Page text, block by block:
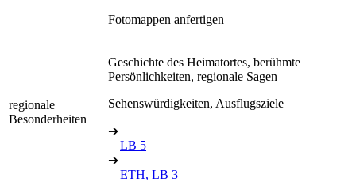
Fotomappen anfertigen
regionale
Besonderheiten
Geschichte des Heimatortes, berühmte
Persönlichkeiten, regionale Sagen
Sehenswürdigkeiten, Ausflugsziele
➔
LB 5
➔
ETH, LB 3